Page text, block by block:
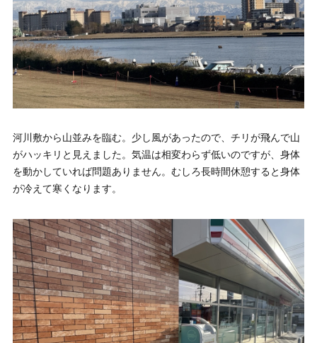
河川敷から山並みを臨む。少し風があったので、チリが飛んで山
がハッキリと見えました。気温は相変わらず低いのですが、身体
を動かしていれば問題ありません。むしろ長時間休憩すると身体
が冷えて寒くなります。